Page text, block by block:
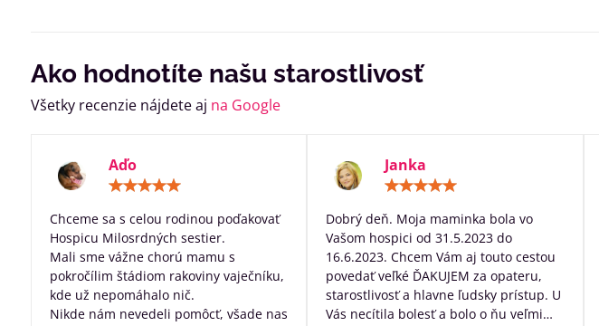
Ako hodnotíte našu starostlivosť
Všetky recenzie nájdete aj na Google
Aďo
/
5
Chceme sa s celou rodinou poďakovať
Hospicu Milosrdných sestier.
Mali sme vážne chorú mamu s
pokročílim štádiom rakoviny vaječníku,
kde už nepomáhalo nič.
Nikde nám nevedeli pomôcť, všade nas
Janka
/
5
Dobrý deň. Moja maminka bola vo
Vašom hospici od 31.5.2023 do
16.6.2023. Chcem Vám aj touto cestou
povedať veľké ĎAKUJEM za opateru,
starostlivosť a hlavne ľudsky prístup. U
Vás necítila bolesť a bolo o ňu veľmi